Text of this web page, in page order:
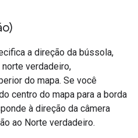
a direção da bússola,
verdadeiro,
do mapa. Se você
centro do mapa para a borda
à direção da câmera
ao Norte verdadeiro.